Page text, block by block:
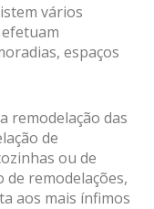
vários
espaços
remodelação das
de
ou de
de remodelações,
aos mais ínfimos